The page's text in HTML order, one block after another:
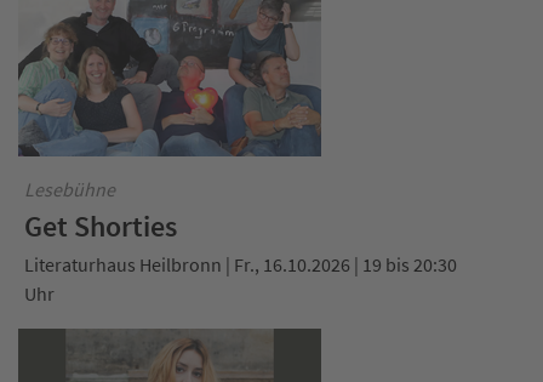
Lesebühne
Get Shorties
Literaturhaus Heilbronn | Fr., 16.10.2026 | 19 bis 20:30
Uhr